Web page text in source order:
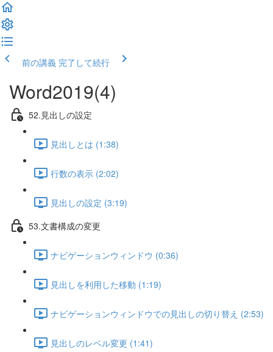
前の講義 完了して続行
Word2019(4)
52.見出しの設定
見出しとは (1:38)
行数の表示 (2:02)
見出しの設定 (3:19)
53.文書構成の変更
ナビゲーションウィンドウ (0:36)
見出しを利用した移動 (1:19)
ナビゲーションウィンドウでの見出しの切り替え (2:53)
見出しのレベル変更 (1:41)